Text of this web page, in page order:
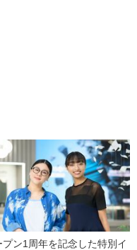
プン1周年を記念した特別イ